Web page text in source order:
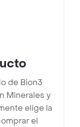
de Bion3
Minerales y
elige la
el